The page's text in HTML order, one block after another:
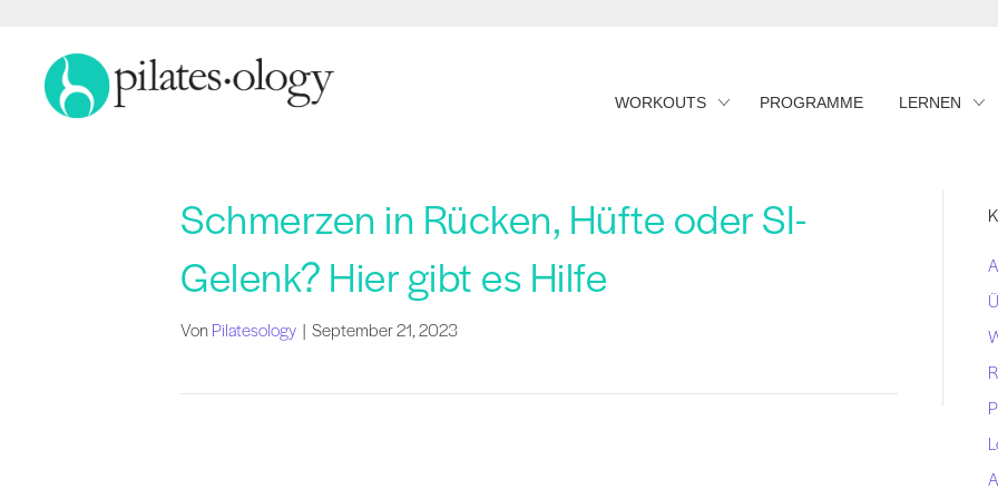
WORKOUTS PROGRAMME LERNEN
Schmerzen in Rücken, Hüfte oder SI-
Gelenk? Hier gibt es Hilfe
Von Pilatesology | September 21, 2023